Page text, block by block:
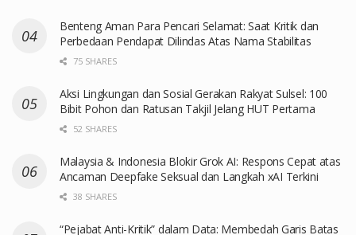
Benteng Aman Para Pencari Selamat: Saat Kritik dan
Perbedaan Pendapat Dilindas Atas Nama Stabilitas
75 SHARES
Aksi Lingkungan dan Sosial Gerakan Rakyat Sulsel: 100
Bibit Pohon dan Ratusan Takjil Jelang HUT Pertama
52 SHARES
Malaysia & Indonesia Blokir Grok AI: Respons Cepat atas
Ancaman Deepfake Seksual dan Langkah xAI Terkini
38 SHARES
“Pejabat Anti-Kritik” dalam Data: Membedah Garis Batas